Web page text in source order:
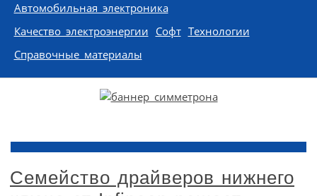
Автомобильная электроника
Качество электроэнергии Софт Технологии
Справочные материалы
Семейство драйверов нижнего